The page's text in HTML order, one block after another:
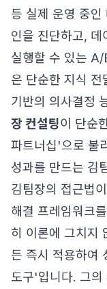
등 실제 운영 중인
인을 진단하고, 데
실행할 수 있는 A/
은 단순한 지식 전
기반의 의사결정
장 컨설팅이 단순
파트너십'으로 불
성과를 만드는 김
김팀장의 접근법
해결 프레임워크
히 이론에 그치지
든 즉시 적용하여
도구'입니다. 그의